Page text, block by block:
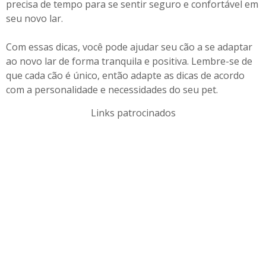
precisa de tempo para se sentir seguro e confortável em
seu novo lar.
Com essas dicas, você pode ajudar seu cão a se adaptar
ao novo lar de forma tranquila e positiva. Lembre-se de
que cada cão é único, então adapte as dicas de acordo
com a personalidade e necessidades do seu pet.
Links patrocinados